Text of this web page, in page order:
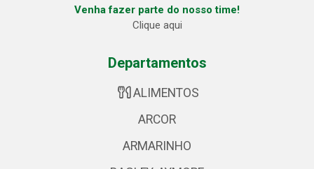
Venha fazer parte do nosso time!
Clique aqui
Departamentos
ALIMENTOS
ARCOR
ARMARINHO